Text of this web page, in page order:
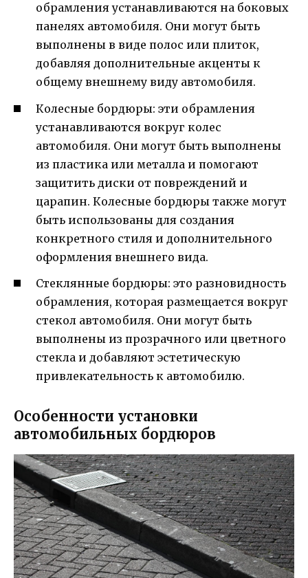
обрамления устанавливаются на боковых
панелях автомобиля. Они могут быть
выполнены в виде полос или плиток,
добавляя дополнительные акценты к
общему внешнему виду автомобиля.
Колесные бордюры: эти обрамления
устанавливаются вокруг колес
автомобиля. Они могут быть выполнены
из пластика или металла и помогают
защитить диски от повреждений и
царапин. Колесные бордюры также могут
быть использованы для создания
конкретного стиля и дополнительного
оформления внешнего вида.
Стеклянные бордюры: это разновидность
обрамления, которая размещается вокруг
стекол автомобиля. Они могут быть
выполнены из прозрачного или цветного
стекла и добавляют эстетическую
привлекательность к автомобилю.
Особенности установки
автомобильных бордюров